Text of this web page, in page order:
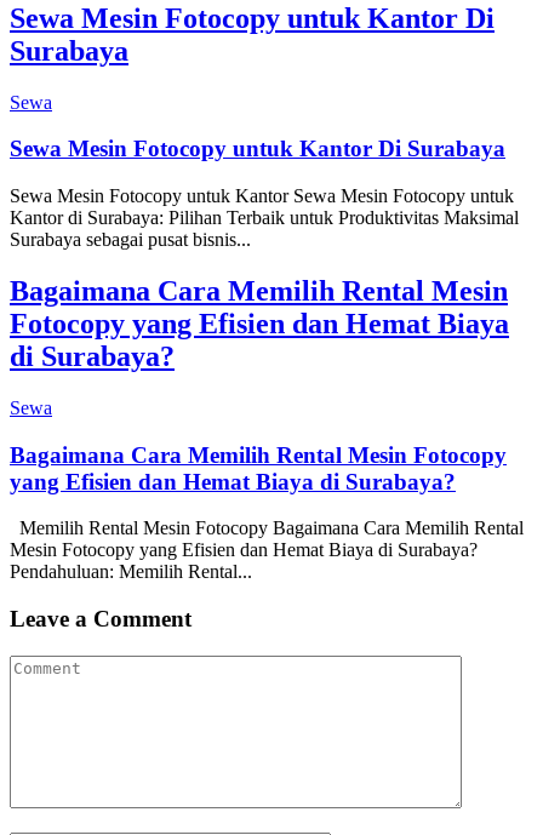
Sewa Mesin Fotocopy untuk Kantor Di
Surabaya
Sewa
Sewa Mesin Fotocopy untuk Kantor Di Surabaya
Sewa Mesin Fotocopy untuk Kantor Sewa Mesin Fotocopy untuk
Kantor di Surabaya: Pilihan Terbaik untuk Produktivitas Maksimal
Surabaya sebagai pusat bisnis...
Bagaimana Cara Memilih Rental Mesin
Fotocopy yang Efisien dan Hemat Biaya
di Surabaya?
Sewa
Bagaimana Cara Memilih Rental Mesin Fotocopy
yang Efisien dan Hemat Biaya di Surabaya?
Memilih Rental Mesin Fotocopy Bagaimana Cara Memilih Rental
Mesin Fotocopy yang Efisien dan Hemat Biaya di Surabaya?
Pendahuluan: Memilih Rental...
Leave a Comment